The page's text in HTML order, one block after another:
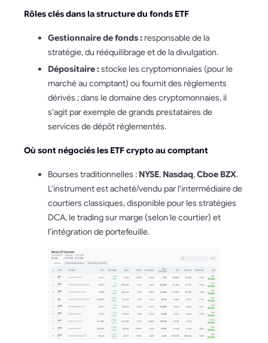
Rôles clés dans la structure du fonds ETF
Gestionnaire de fonds :responsable de la
stratégie, du rééquilibrage et de la divulgation.
Dépositaire :stocke les cryptomonnaies (pour le
marché au comptant) ou fournit des règlements
dérivés ; dans le domaine des cryptomonnaies, il
s'agit par exemple de grands prestataires de
services de dépôt réglementés.
Où sont négociés les ETF crypto au comptant
Bourses traditionnelles : NYSE, Nasdaq,Cboe BZX.
L'instrument est acheté/vendu par l'intermédiaire de
courtiers classiques, disponible pour les stratégies
DCA, le trading sur marge (selon le courtier) et
l'intégration de portefeuille.